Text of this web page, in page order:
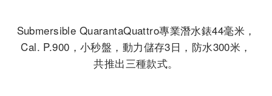
Submersible QuarantaQuattro專業潛水錶44毫米，
Cal. P.900，小秒盤，動力儲存3日，防水300米，
共推出三種款式。